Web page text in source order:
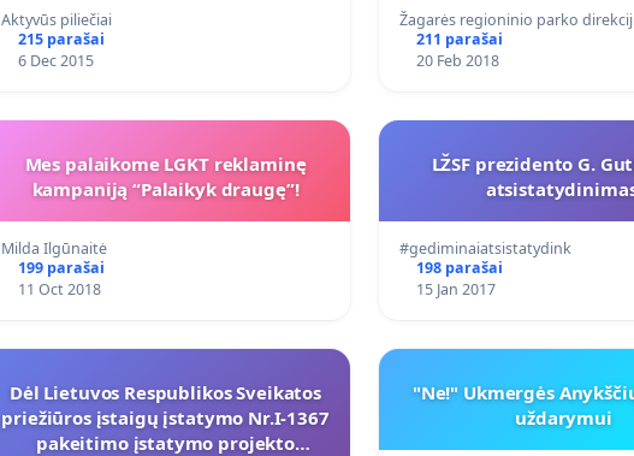
Aktyvūs piliečiai
215 parašai
6 Dec 2015
Žagarės regioninio parko
211 parašai
20 Feb 2018
Mes palaikome LGKT reklaminę
kampaniją “Palaikyk draugę”!
Milda Ilgūnaitė
199 parašai
11 Oct 2018
LŽSF prezidento G.
#gediminaiatsistatydink
198 parašai
15 Jan 2017
Dėl Lietuvos Respublikos Sveikatos
priežiūros įstaigų įstatymo Nr.I-1367
pakeitimo įstatymo projekto
"Ne!" Ukmergės
uždarymui